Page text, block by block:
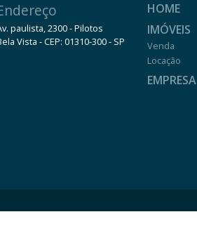
paulista, 2300 - Pilotos
Vista - CEP: 01310-300 - SP
HOME
IMÓVEIS
Venda
Locação
EMPRESA